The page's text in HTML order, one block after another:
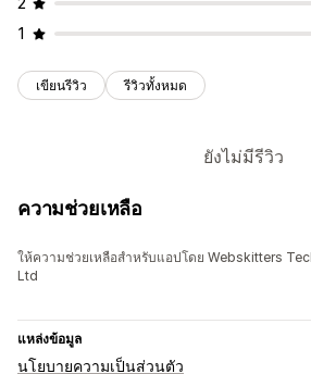
1
เขียนรีวิว รีวิวทั้งหมด
ยังไม่มีรีวิว
ความช่วยเหลือ
ให้ความช่วยเหลือสำหรับแอปโดย Webskitters
Ltd
แหล่งข้อมูล
นโยบายความเป็นส่วนตัว